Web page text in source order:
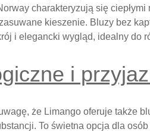
charakteryzują się
kieszenie. Bluzy bez
i elegancki wygląd, idealny do
i
że Limango oferuje także
To świetna opcja dla